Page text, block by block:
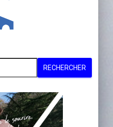
RECHERCHER